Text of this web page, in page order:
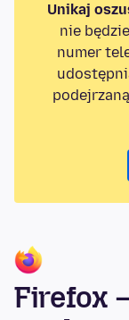
Unikaj
nie
numer
Firefox